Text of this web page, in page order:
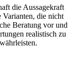
die Aussagekraft
Varianten, die nicht
Beratung vor und
realistisch zu